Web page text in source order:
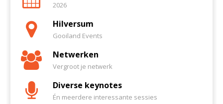
2026
Hilversum
Gooiland Events
Netwerken
Vergroot je netwerk
Diverse keynotes
Én meerdere interessante sessies